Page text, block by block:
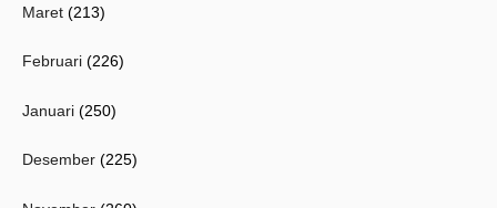
Maret (213)
Februari (226)
Januari (250)
Desember (225)